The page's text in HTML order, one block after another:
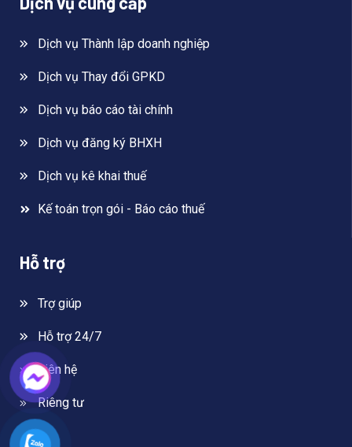
Dịch vụ Thành lập doanh nghiệp
Dịch vụ Thay đổi GPKD
Dịch vụ báo cáo tài chính
Dịch vụ đăng ký BHXH
Dịch vụ kê khai thuế
Kế toán trọn gói - Báo cáo thuế
Hỗ trợ
Trợ giúp
Hỗ trợ 24/7
Liên hệ
Riêng tư